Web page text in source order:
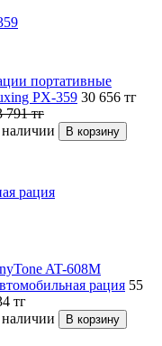
портативные
PX-359 30 656 тг
791тг
рация
AT-608M
рация 55
тг